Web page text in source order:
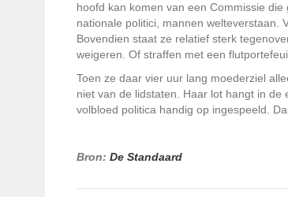
hoofd kan komen van een Commissie
nationale politici, mannen welteverstaan.
Bovendien staat ze relatief sterk
weigeren. Of straffen met een
Toen ze daar vier uur lang moederziel
niet van de lidstaten. Haar lot hangt in
volbloed politica handig op ingespeeld.
Bron: De Standaard